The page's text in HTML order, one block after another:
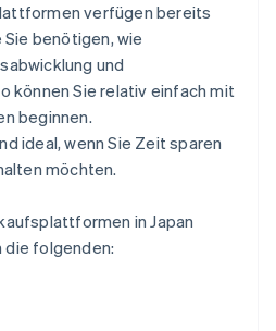
verfügen bereits
benötigen, wie
und
können Sie relativ einfach mit
beginnen.
ideal, wenn Sie Zeit sparen
möchten.
in Japan
die folgenden: